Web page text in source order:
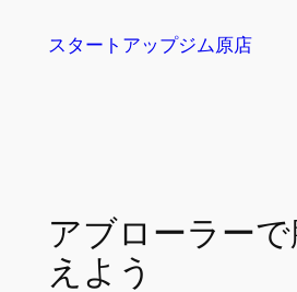
スタートアップジム原店
アブローラー
えよう